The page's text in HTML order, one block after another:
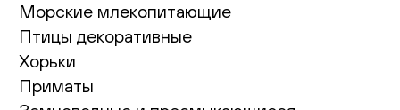
Морские млекопитающие
Птицы декоративные
Хорьки
Приматы